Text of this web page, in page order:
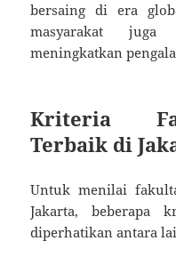
bersaing di era
masyarakat
meningkatkan
Kriteria
Terbaik di
Untuk menilai
Jakarta, beberapa
diperhatikan antara